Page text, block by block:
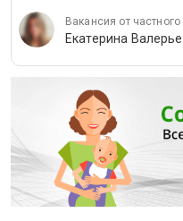
Вакансия от
Екатерина